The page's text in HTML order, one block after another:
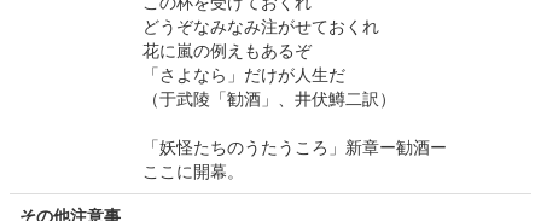
どうぞなみなみ注がせておくれ
花に嵐の例えもあるぞ
「さよなら」だけが人生だ
（于武陵「勧酒」、井伏鱒二訳）
「妖怪たちのうたうころ」新章ー勧酒ー
ここに開幕。
その他注意事